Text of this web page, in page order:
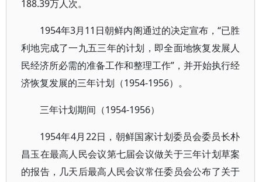
188.39万人次。
1954年3月11日朝鲜内阁通过的决定宣布，“已胜
利地完成了一九五三年的计划，即全面地恢复发展人
民经济所必需的准备工作和整理工作”，并开始执行经
济恢复发展的三年计划（1954-1956）。
三年计划期间（1954-1956）
1954年4月22日，朝鲜国家计划委员会委员长朴
昌玉在最高人民会议第七届会议做关于三年计划草案
的报告，几天后最高人民会议常任委员会公布了关于